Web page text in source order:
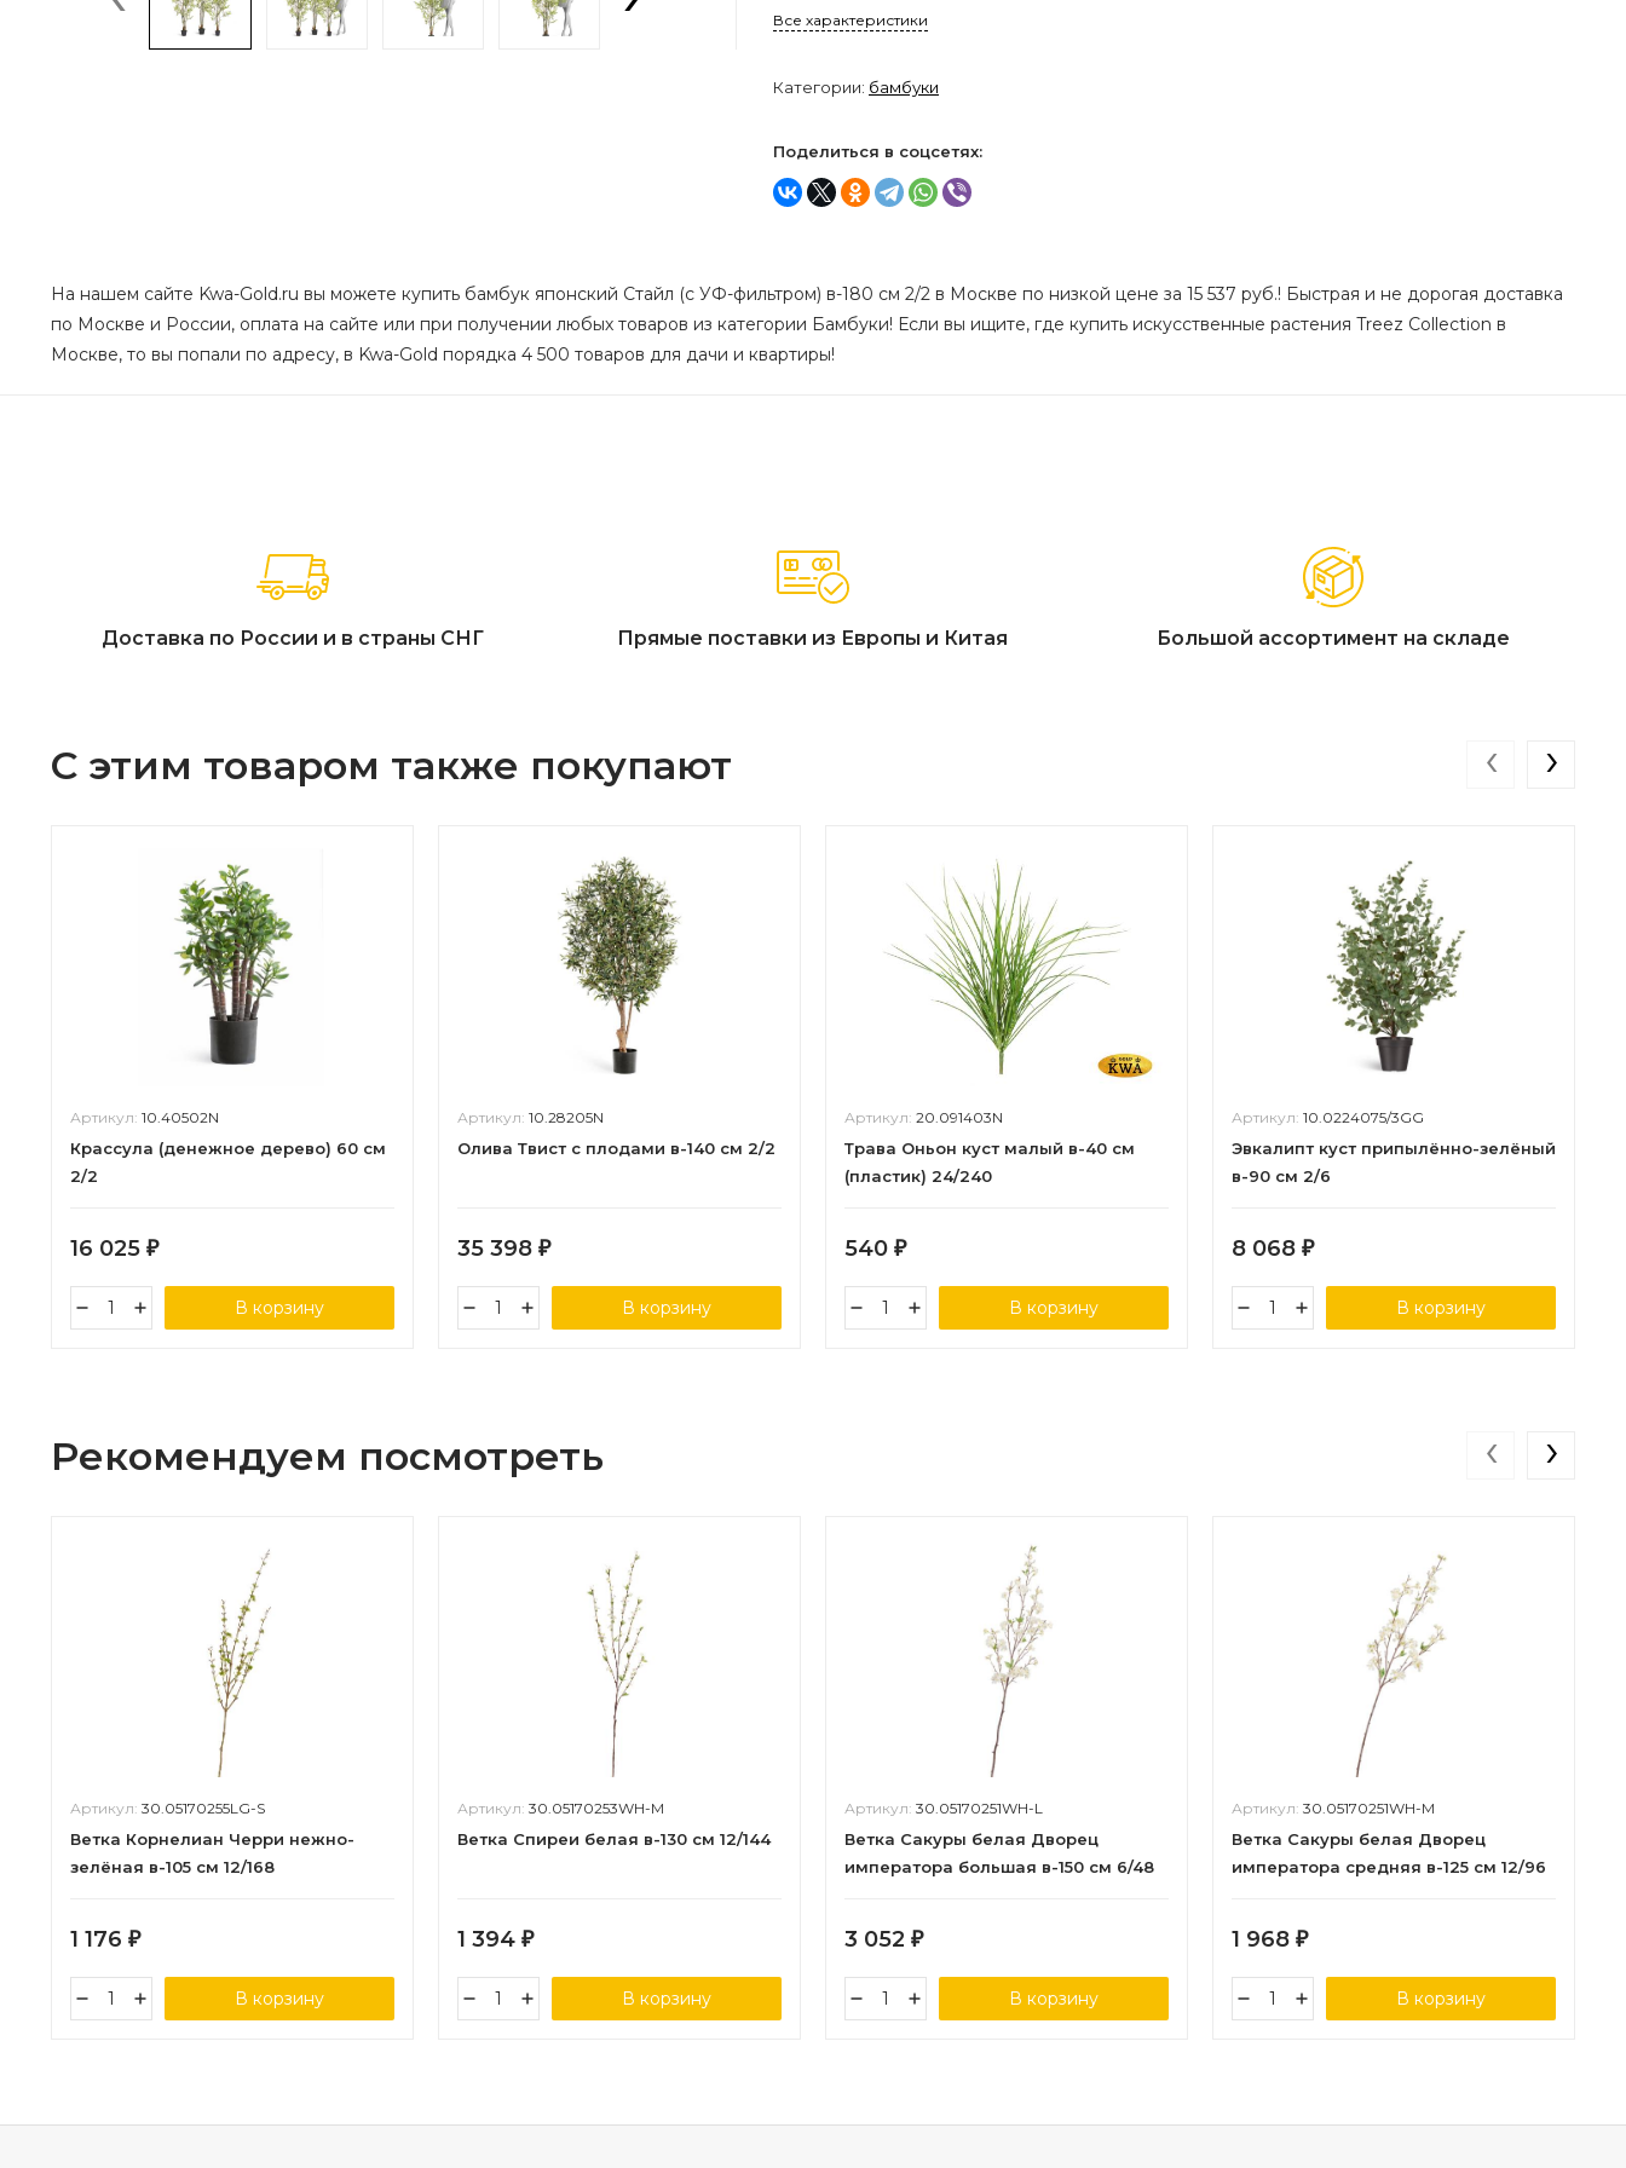
Все характеристики
Категории: бамбуки
Поделиться в соцсетях:
На нашем сайте Kwa-Gold.ru вы можете купить бамбук японский Стайл (с УФ-фильтром) в-180 см 2/2 в Москве по низкой цене за 15 537 руб.! Быстрая и не дорогая доставка
по Москве и России, оплата на сайте или при получении любых товаров из категории Бамбуки! Если вы ищите, где купить искусственные растения Treez Collection в
Москве, то вы попали по адресу, в Kwa-Gold порядка 4 500 товаров для дачи и квартиры!
Доставка по России и в страны СНГ Прямые поставки из Европы и Китая Большой ассортимент на складе
С этим товаром также покупают
Артикул: 10.40502N
Крассула (денежное дерево) 60 см
2/2
16 025 ₽
В корзину
Артикул: 10.28205N
Олива Твист с плодами в-140 см 2/2
35 398 ₽
В корзину
Артикул: 20.091403N
Трава Оньон куст малый в-40 см
(пластик) 24/240
540 ₽
В корзину
Артикул: 10.0224075/3GG
Эвкалипт куст припылённо-зелёный
в-90 см 2/6
8 068 ₽
В корзину
‹ ›
Рекомендуем посмотреть
Артикул: 30.05170255LG-S
Ветка Корнелиан Черри нежно-
зелёная в-105 см 12/168
1 176 ₽
В корзину
Артикул: 30.05170253WH-M
Ветка Спиреи белая в-130 см 12/144
1 394 ₽
В корзину
Артикул: 30.05170251WH-L
Ветка Сакуры белая Дворец
императора большая в-150 см 6/48
3 052 ₽
В корзину
Артикул: 30.05170251WH-M
Ветка Сакуры белая Дворец
императора средняя в-125 см 12/96
1 968 ₽
В корзину
‹ ›